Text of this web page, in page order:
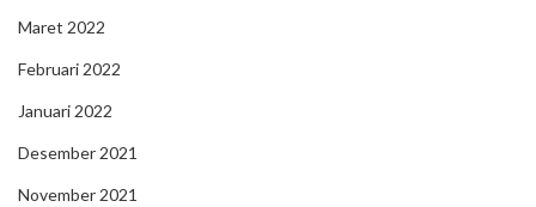
Maret 2022
Februari 2022
Januari 2022
Desember 2021
November 2021